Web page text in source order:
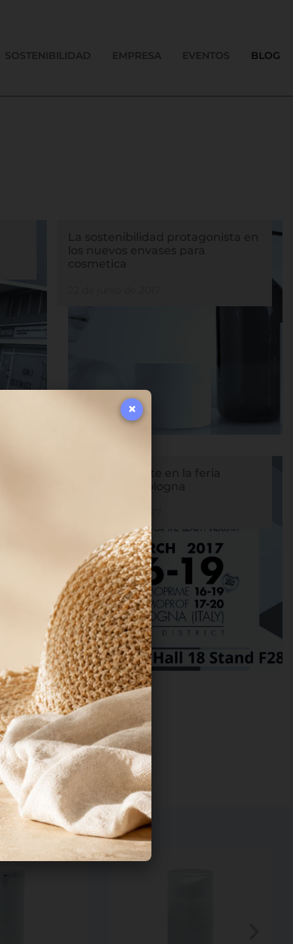
SOSTENIBILIDAD EMPRESA EVENTOS BLOG
La sostenibilidad protagonista en
los nuevos envases para
cosmetica
Rafesa presente en la feria
Cosmopack Bologna
×